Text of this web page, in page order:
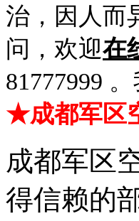
治，因人而
问，欢迎在
81777999
★成都军区
成都军区
得信赖的